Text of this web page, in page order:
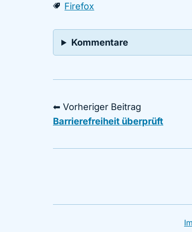
Firefox
Kommentare
⬅ Vorheriger Beitrag
Barrierefreiheit überprüft